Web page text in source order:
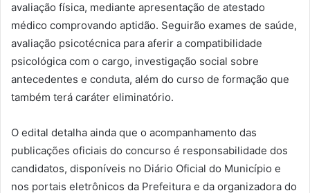
avaliação física, mediante apresentação de atestado
médico comprovando aptidão. Seguirão exames de saúde,
avaliação psicotécnica para aferir a compatibilidade
psicológica com o cargo, investigação social sobre
antecedentes e conduta, além do curso de formação que
também terá caráter eliminatório.
O edital detalha ainda que o acompanhamento das
publicações oficiais do concurso é responsabilidade dos
candidatos, disponíveis no Diário Oficial do Município e
nos portais eletrônicos da Prefeitura e da organizadora do